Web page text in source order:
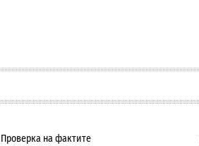
Проверка на фактите